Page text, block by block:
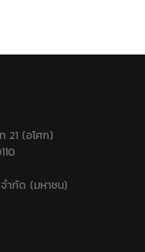
จนถึง 4 นัด ส่วนร่างเด็ก
ระยะยิงใกล้ผิวหนัง ขณะที่
ประเด็นวิสามัญฆาตกรรม
21 (อโศก)
ำกัด (มหาชน)